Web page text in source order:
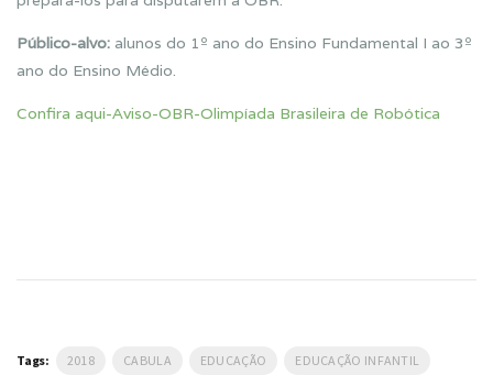
Público-alvo: alunos do 1º ano do Ensino Fundamental I ao 3º
ano do Ensino Médio.
Confira aqui-Aviso-OBR-Olimpíada Brasileira de Robótica
Tags: 2018 CABULA EDUCAÇÃO EDUCAÇÃO INFANTIL